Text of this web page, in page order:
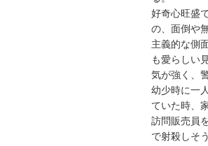
好奇心旺盛
の、面倒や
主義的な側
も愛らしい
気が強く、
幼少時に一
ていた時、
訪問販売員
で射殺しそ